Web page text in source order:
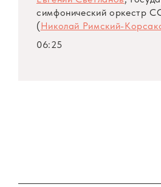
симфонический оркестр
(Николай Римский-
06:25